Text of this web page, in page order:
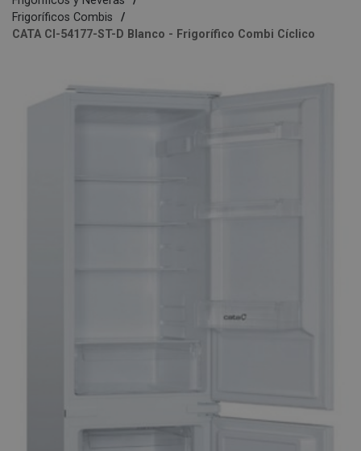
Frigoríficos Combis
CATA CI-54177-ST-D Blanco - Frigorífico Combi Cíclico